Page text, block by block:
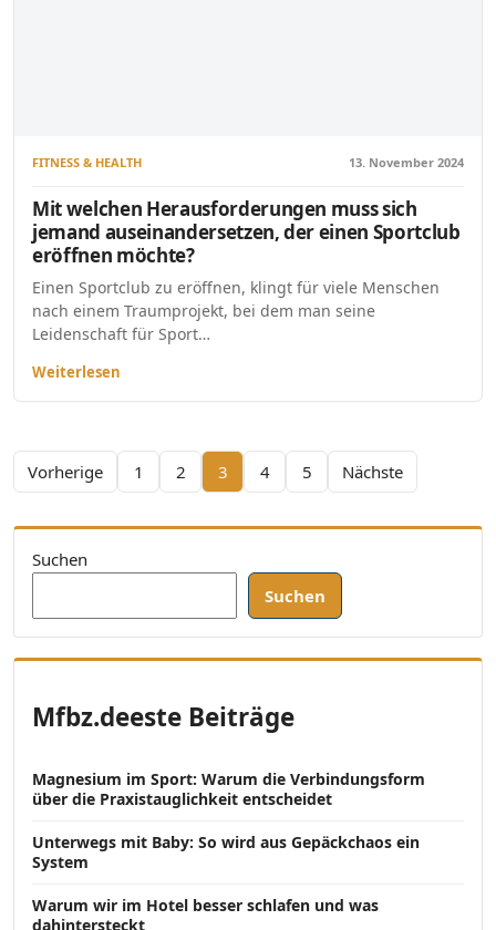
FITNESS & HEALTH 13. November 2024
Mit welchen Herausforderungen muss sich
jemand auseinandersetzen, der einen Sportclub
eröffnen möchte?
Einen Sportclub zu eröffnen, klingt für viele Menschen
nach einem Traumprojekt, bei dem man seine
Leidenschaft für Sport…
Weiterlesen
Seitennummerierung der Beiträge
Vorherige 1 2 3 4 5 Nächste
Suchen
Suchen
Mfbz.deeste Beiträge
Magnesium im Sport: Warum die Verbindungsform
über die Praxistauglichkeit entscheidet
Unterwegs mit Baby: So wird aus Gepäckchaos ein
System
Warum wir im Hotel besser schlafen und was
dahintersteckt